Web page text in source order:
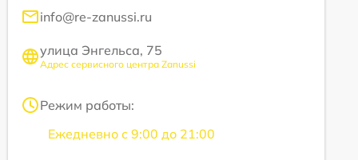
info@re-zanussi.ru
улица Энгельса, 75
Адрес сервисного центра Zanussi
Режим работы:
Ежедневно с 9:00 до 21:00